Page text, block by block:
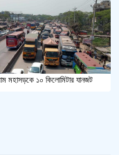
মহাসড়কে ১০ কিলোমিটার যানজট